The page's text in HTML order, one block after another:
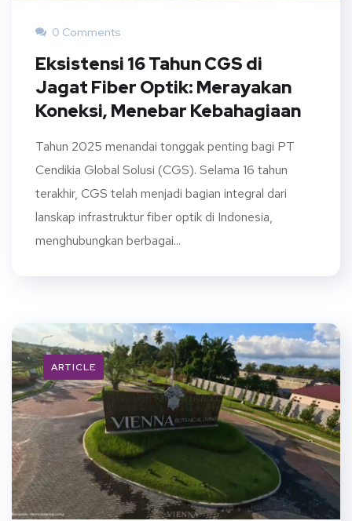
0 Comments
Eksistensi 16 Tahun CGS di
Jagat Fiber Optik: Merayakan
Koneksi, Menebar Kebahagiaan
Tahun 2025 menandai tonggak penting bagi PT
Cendikia Global Solusi (CGS). Selama 16 tahun
terakhir, CGS telah menjadi bagian integral dari
lanskap infrastruktur fiber optik di Indonesia,
menghubungkan berbagai...
ARTICLE